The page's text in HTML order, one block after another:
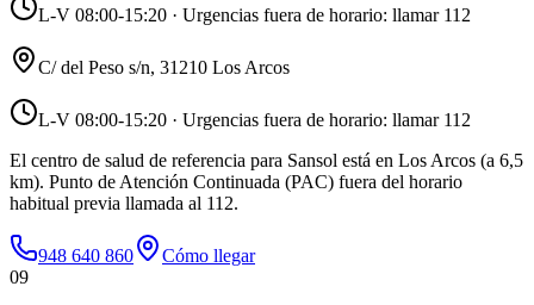
L-V 08:00-15:20 · Urgencias fuera de horario: llamar 112
C/ del Peso s/n, 31210 Los Arcos
L-V 08:00-15:20 · Urgencias fuera de horario: llamar 112
El centro de salud de referencia para Sansol está en Los Arcos (a 6,5
km). Punto de Atención Continuada (PAC) fuera del horario
habitual previa llamada al 112.
948 640 860
Cómo llegar
09